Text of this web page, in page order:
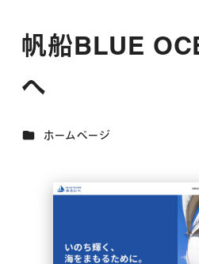
帆船BLUE
へ
カテゴリー
ホームページ